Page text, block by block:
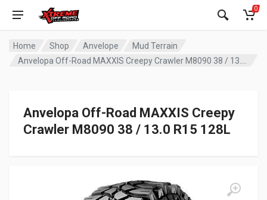
0
Home Shop Anvelope
Mud Terrain
Anvelopa Off-Road MAXXIS Creepy
Crawler M8090 38 / 13.0 R15 128L